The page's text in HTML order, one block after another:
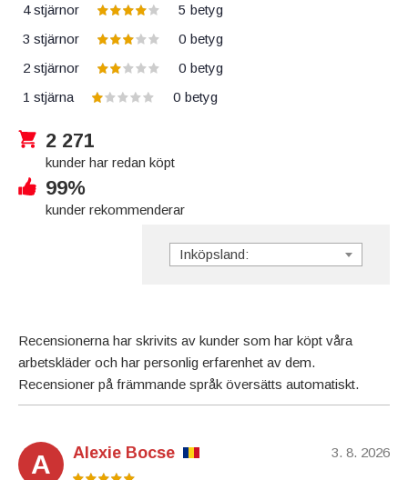
4 stjärnor
5 betyg
3 stjärnor
0 betyg
2 stjärnor
0 betyg
1 stjärna
0 betyg
2 271
kunder har redan köpt
99%
kunder rekommenderar
Inköpsland:
Recensionerna har skrivits av kunder som har köpt våra
arbetskläder och har personlig erfarenhet av dem.
Recensioner på främmande språk översätts automatiskt.
A 3. 8. 2026
Alexie Bocse